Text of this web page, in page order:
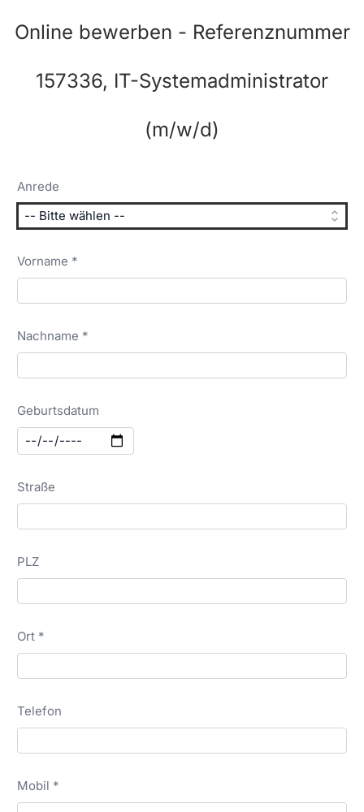
Online bewerben - Referenznummer
157336, IT-Systemadministrator
(m/w/d)
Anrede
Vorname *
Nachname *
Geburtsdatum
Straße
PLZ
Ort *
Telefon
Mobil *